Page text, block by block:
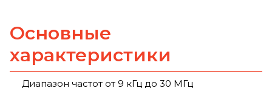
Основные
характеристики
Диапазон частот от 9 кГц до 30 МГц